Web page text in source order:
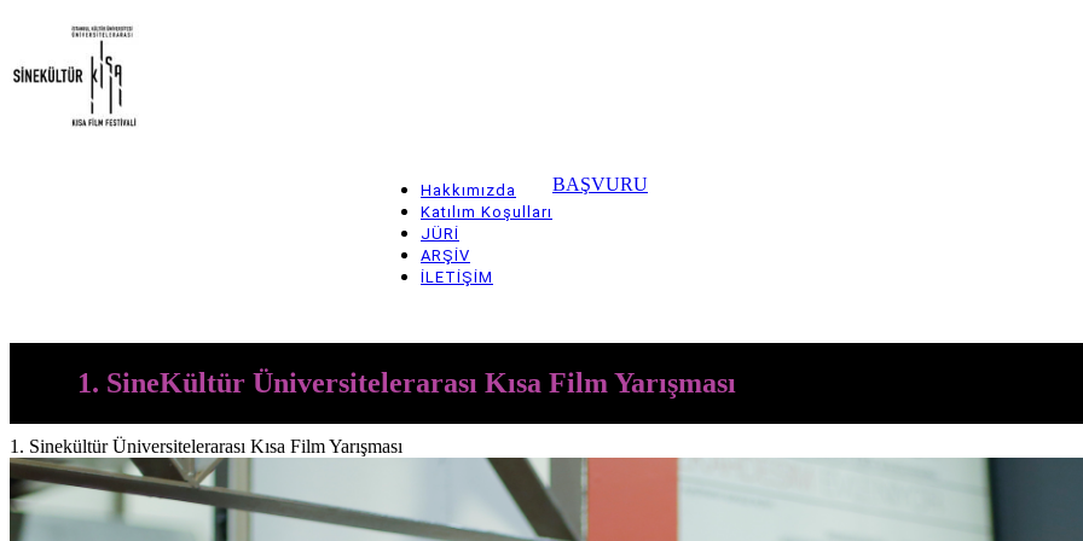
main
content
Main
navigation
Hakkımızda
Katılım Koşulları
JÜRİ
ARŞİV
İLETİŞİM
BAŞVURU
1. SineKültür Üniversitelerarası Kısa Film Yarışması
1. Sinekültür Üniversitelerarası Kısa Film Yarışması